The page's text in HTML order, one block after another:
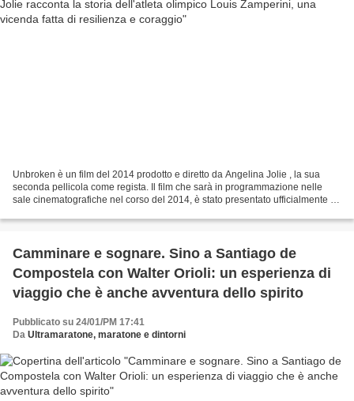
Unbroken è un film del 2014 prodotto e diretto da Angelina Jolie , la sua
seconda pellicola come regista. Il film che sarà in programmazione nelle
sale cinematografiche nel corso del 2014, è stato presentato ufficialmente i
Camminare e sognare. Sino a Santiago de
Compostela con Walter Orioli: un esperienza di
viaggio che è anche avventura dello spirito
Pubblicato su 24/01/PM 17:41
Da Ultramaratone, maratone e dintorni